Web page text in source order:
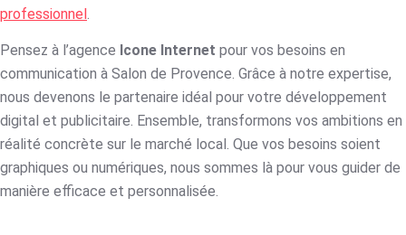
professionnel
Pensez à l’agence Icone Internet pour vos besoins en
communication à Salon de Provence. Grâce à notre expertise,
nous devenons le partenaire idéal pour votre développement
digital et publicitaire. Ensemble, transformons vos ambitions en
réalité concrète sur le marché local. Que vos besoins soient
graphiques ou numériques, nous sommes là pour vous guider de
manière efficace et personnalisée.